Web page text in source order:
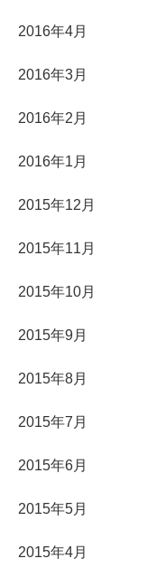
2016年4月
2016年3月
2016年2月
2016年1月
2015年12月
2015年11月
2015年10月
2015年9月
2015年8月
2015年7月
2015年6月
2015年5月
2015年4月